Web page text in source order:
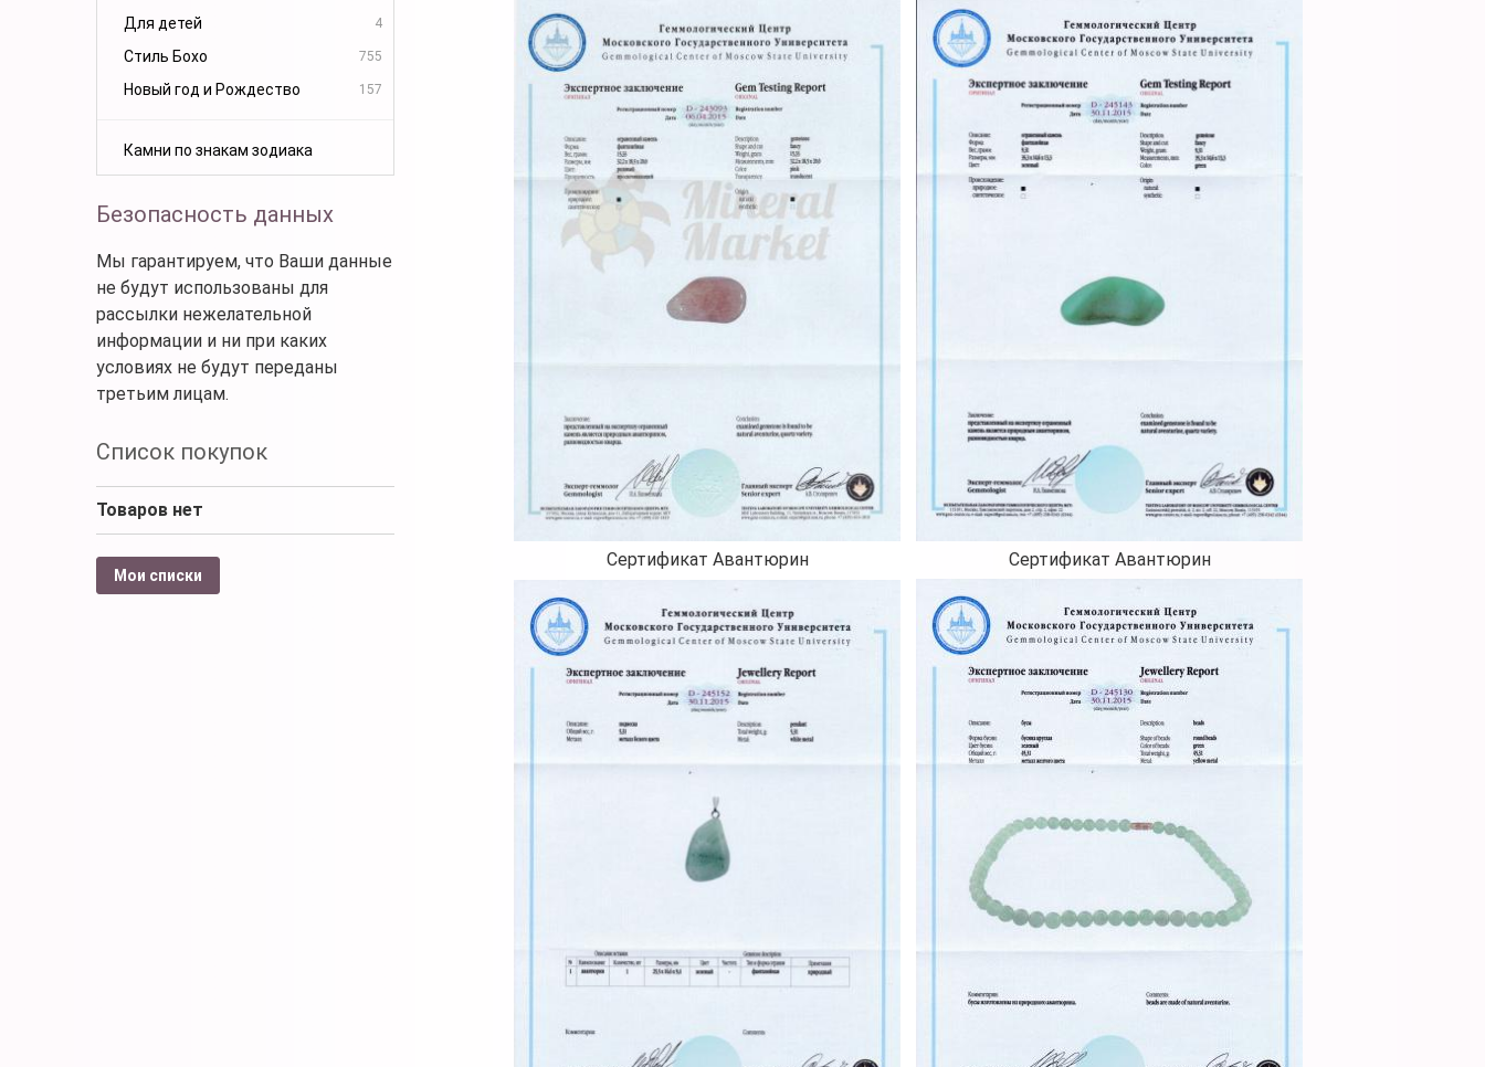
Для детей 4
Стиль Бохо 755
Новый год и Рождество 157
Камни по знакам зодиака
Безопасность данных
Мы гарантируем, что Ваши данные
не будут использованы для
рассылки нежелательной
информации и ни при каких
условиях не будут переданы
третьим лицам.
Список покупок
Товаров нет
Мои списки
Сертификат Авантюрин Сертификат Авантюрин